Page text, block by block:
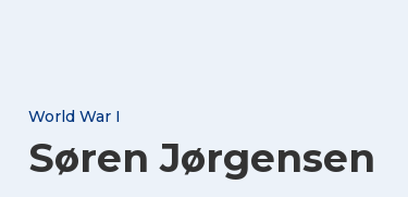
World War I
Søren Jørgensen